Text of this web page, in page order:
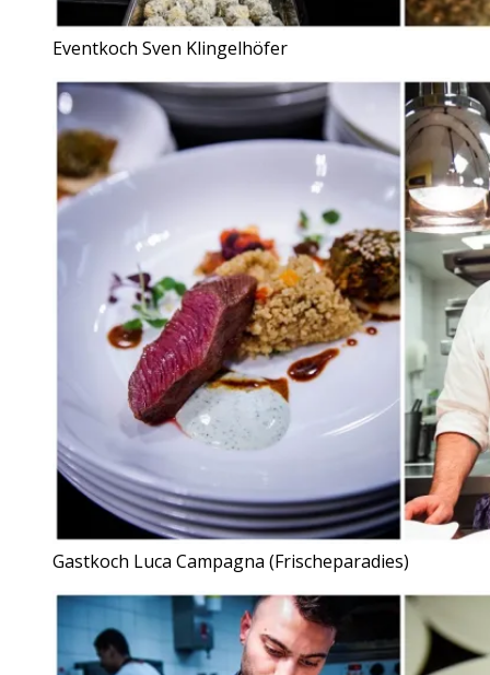
Eventkoch Sven Klingelhöfer
Gastkoch Luca Campagna (Frischeparadies)